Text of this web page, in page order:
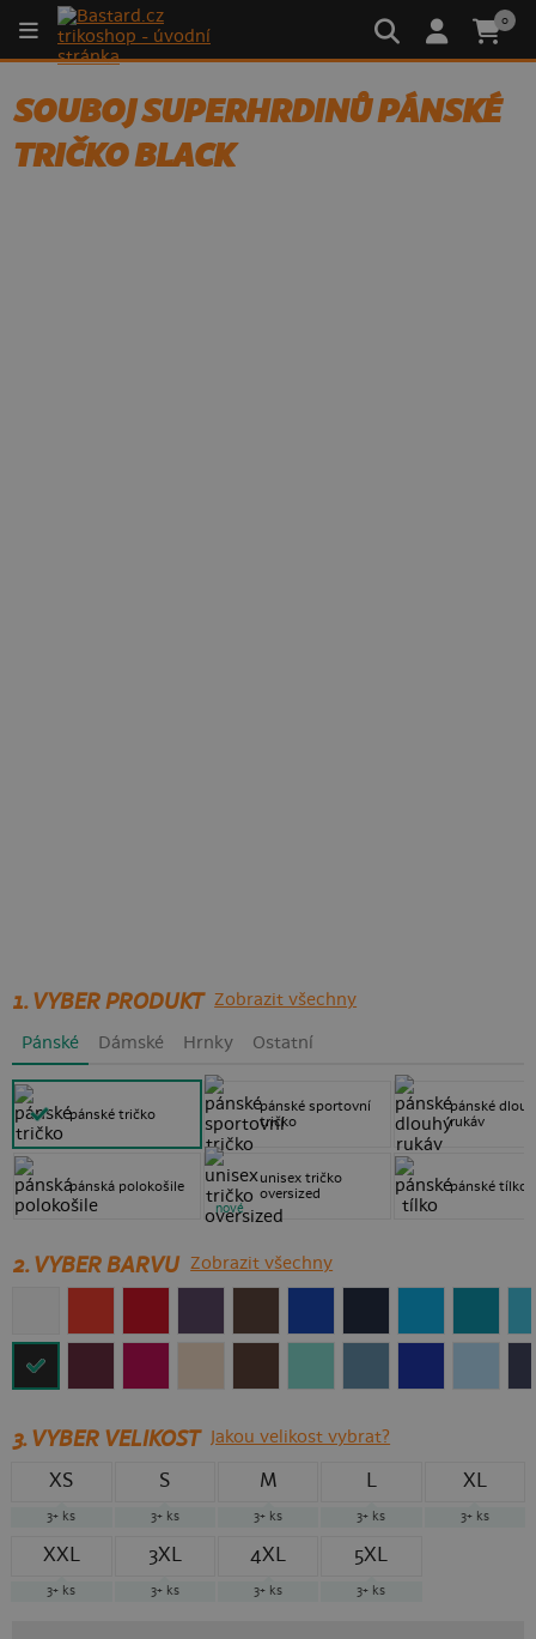
0
SOUBOJ SUPERHRDINŮ PÁNSKÉ
TRIČKO BLACK
1. VYBER PRODUKT Zobrazit všechny
Pánské Dámské Hrnky Ostatní
pánské tričko
pánská polokošile
pánské sportovní
tričko
unisex tričko
oversized
nové
pánské
rukáv
pánské tílko
2. VYBER BARVU Zobrazit všechny
3.VYBER VELIKOST Jakou velikost vybrat?
XS
3+ ks
S
3+ ks
M
3+ ks
L
3+ ks
XL
3+ ks
XXL
3+ ks
3XL
3+ ks
4XL
3+ ks
5XL
3+ ks